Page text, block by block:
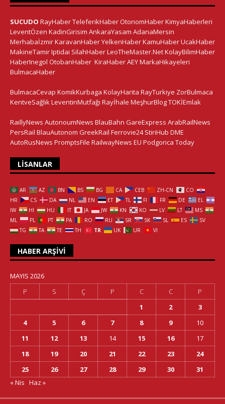
SUCUDO RayHaberTeleferikHaberOtonomHaberKimyaHaberleri
LeventÖzen KadinGirisim AnkaraYasam AdanaMersin
MerhabaİzmirKaravanHaberYelkenHaberKamuHaberUcakHaber
MakineTamirIptidai SilahHaberLeoTheMaster.NetKolayBilimHaber
HaberInegol OtobanHaber KiraHaberAEYMarkaHikayeleri
BulmacaHaber
BulmacaCevap KomikKurbaga KolayHarita RayTurkiye ZorBulmaca
KentveSağlıkLeventinMutfağı Rayİhale MeşhurBlogTOKİEmlak
RaillyNews AutonoumNews BlauBahn GareExpress ArabRailNews
PersRail BlauAutonom GreekRail Ferrovie24 StiriHub DME
AutoRusNews PromptsFile RailwayNews EU Podgorica Today
LISANLAR
AR AZ BN BS BG CA CEB ZH-CN
CO
HR
CS DA NL EN ET TL FI FR DE
EL
IW
HI HU IT JA JW KN KO LV LT
MS
ML
PL PT PA RO RU SR SK SL ES
SV
TG
TA TE TH TR UK UR VI
HABER ARŞIVI
MAYIS 2026
P
S Ç P C C
P
1
2
3
4
5 6 7 8 9
10
11
12 13 14 15 16
17
18
19 20 21 22 23
24
25
26 27 28 29 30
31
« Nis Haz »